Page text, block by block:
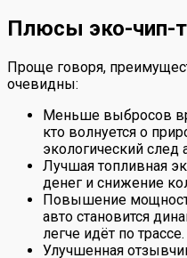
Плюсы эко-чип-
Проще говоря,
очевидны:
Меньше выбросов
кто волнуется о
экологический след
Лучшая топливная
денег и снижение
Повышение
авто становится
легче идёт по трассе.
Улучшенная